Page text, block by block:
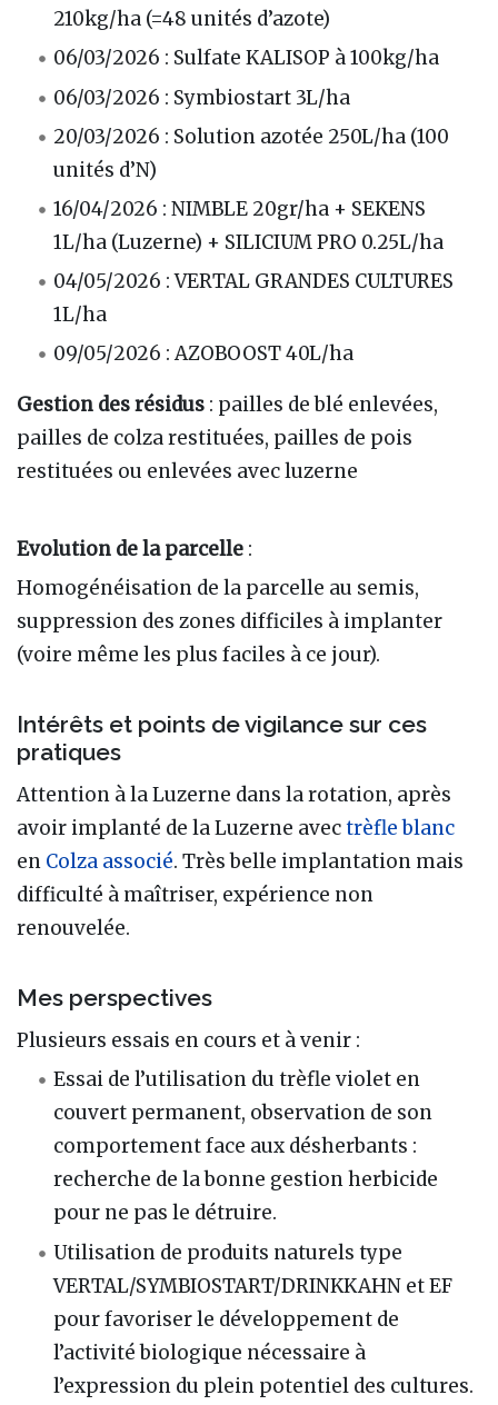
210kg/ha (=48 unités d’azote)
06/03/2026 : Sulfate KALISOP à 100kg/ha
06/03/2026 : Symbiostart 3L/ha
20/03/2026 : Solution azotée 250L/ha (100
unités d’N)
16/04/2026 : NIMBLE 20gr/ha + SEKENS
1L/ha (Luzerne) + SILICIUM PRO 0.25L/ha
04/05/2026 : VERTAL GRANDES CULTURES
1L/ha
09/05/2026 : AZOBOOST 40L/ha
Gestion des résidus : pailles de blé enlevées,
pailles de colza restituées, pailles de pois
restituées ou enlevées avec luzerne
Evolution de la parcelle :
Homogénéisation de la parcelle au semis,
suppression des zones difficiles à implanter
(voire même les plus faciles à ce jour).
Intérêts et points de vigilance sur ces
pratiques
Attention à la Luzerne dans la rotation, après
avoir implanté de la Luzerne avectrèfle blanc
en Colza associé. Très belle implantation mais
difficulté à maîtriser, expérience non
renouvelée.
Mes perspectives
Plusieurs essais en cours et à venir :
Essai de l’utilisation du trèfle violet en
couvert permanent, observation de son
comportement face aux désherbants :
recherche de la bonne gestion herbicide
pour ne pas le détruire.
Utilisation de produits naturels type
VERTAL/SYMBIOSTART/DRINKKAHN et EF
pour favoriser le développement de
l’activité biologique nécessaire à
l’expression du plein potentiel des cultures.